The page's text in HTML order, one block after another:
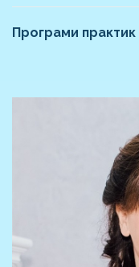
Програми практик